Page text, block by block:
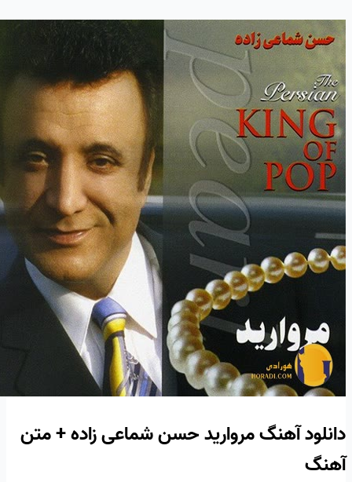
دانلود آهنگ مروارید حسن شماعی زاده + متن
آهنگ